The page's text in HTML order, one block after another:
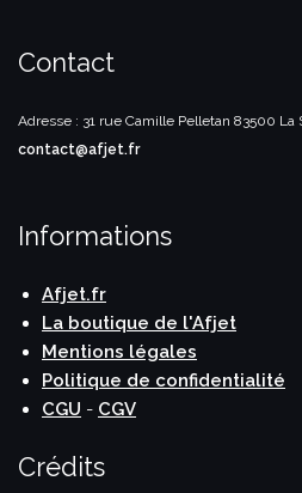
Contact
Adresse : 31 rue Camille Pelletan 83500 La
contact@afjet.fr
Informations
Afjet.fr
La boutique de l'Afjet
Mentions légales
Politique de confidentialité
CGU - CGV
Crédits